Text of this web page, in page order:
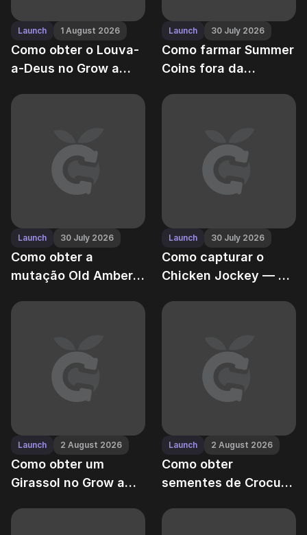
Launch 1 August 2026
Como obter o Louva-
a-Deus no Grow a
uma central de
Launch 30 July 2026
Como farmar Summer
Coins fora da
eventos no Grow a
Launch 30 July 2026
Como obter a
mutação Old Amber
a rota da resina
Launch 30 July 2026
Como capturar o
Chicken Jockey — o
do Grow a Garden
Launch 2 August 2026
Como obter um
Girassol no Grow a
Robux
Launch 2 August 2026
Como obter
sementes de Crocus
outono no Grow a